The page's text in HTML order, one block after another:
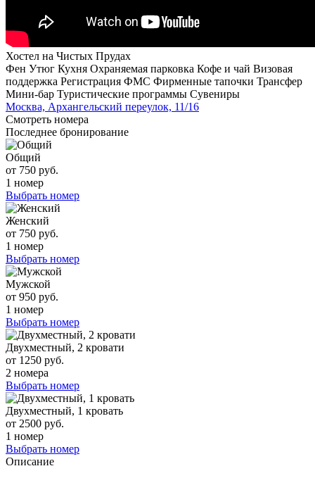
Хостел на Чистых Прудах
Фен Утюг Кухня Охраняемая парковка Кофе и чай Визовая
поддержка Регистрация ФМС Фирменные тапочки Трансфер
Мини-бар Туристические программы Сувениры
Москва, Архангельский переулок, 11/16
Смотреть номера
Последнее бронирование
Общий
от 750 руб.
1 номер
Выбрать номер
Женский
от 750 руб.
1 номер
Выбрать номер
Мужской
от 950 руб.
1 номер
Выбрать номер
Двухместный, 2 кровати
от 1250 руб.
2 номера
Выбрать номер
Двухместный, 1 кровать
от 2500 руб.
1 номер
Выбрать номер
Описание